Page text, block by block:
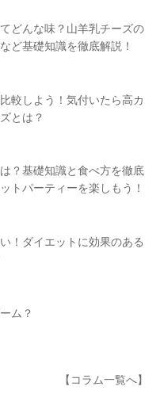
どんな味？山羊乳チーズの
ど基礎知識を徹底解説！
較しよう！気付いたら高カ
とは？
？基礎知識と食べ方を徹底
トパーティーを楽しもう！
！ダイエットに効果のある
ム？
【コラム一覧へ】